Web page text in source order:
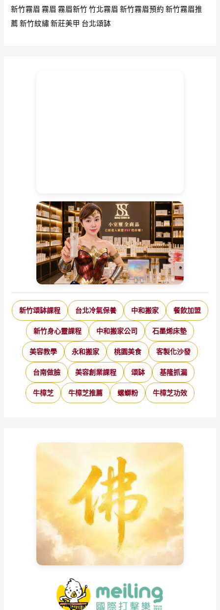
推
薦
新竹霧眉 霧眉 霧眉新竹 竹北霧眉 新竹霧眉預約 新竹霧眉推
薦 新竹紋繡 新莊美甲 台北頌缽
新竹頌缽課程 台北冷氣保養 中和搬家 餐飲加盟
新竹身心靈課程 中和搬家公司 石墨烯床墊
美容教學 永和搬家 桃園美食 客製化沙發
台南做臉 美容創業課程 頌缽 基隆抓漏
牛樟芝 牛樟芝推薦 螺螄粉 牛樟芝功效